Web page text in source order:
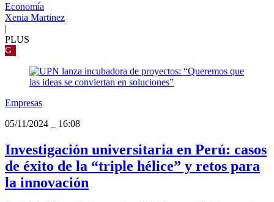
Economía
Xenia Martinez
|
PLUS
G
Empresas
05/11/2024
16:08
Investigación universitaria en Perú: casos
de éxito de la “triple hélice” y retos para
la innovación